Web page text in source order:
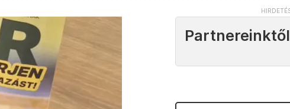
Partnereinktől